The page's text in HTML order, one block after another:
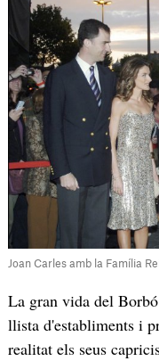
Joan Carles amb la Família
La gran vida del
llista d'establiments i
realitat els seus